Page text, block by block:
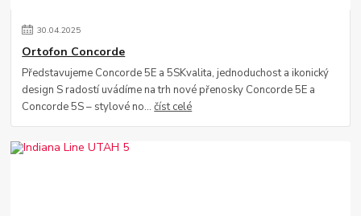
30.04.2025
Ortofon Concorde
Představujeme Concorde 5E a 5SKvalita, jednoduchost a ikonický
design S radostí uvádíme na trh nové přenosky Concorde 5E a
Concorde 5S – stylové no...číst celé